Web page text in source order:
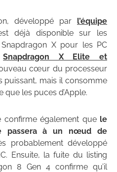
développé par l’équipe
déjà disponible sur les
X pour les PC
Snapdragon X Elite et
cœur du processeur
puissant, mais il consomme
que les puces d’Apple.
confirme également que le
passera à un nœud de
probablement développé
Ensuite, la fuite du listing
8 Gen 4 confirme qu’il